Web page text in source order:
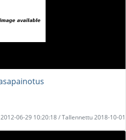
2012-06-29 10:20:18 / Tallennettu 2018-10-01